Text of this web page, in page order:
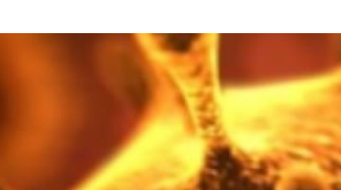
Rio Verde 178 anos: a cidade que
Homem é detido por violência doméstica
Polícia Militar recupera bicicleta furtada
Menos é Mais faz show gratuito hoje